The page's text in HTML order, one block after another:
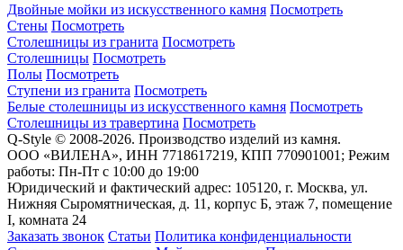
Двойные мойки из искусственного камня Посмотреть
Стены Посмотреть
Столешницы из гранита Посмотреть
Столешницы Посмотреть
Полы Посмотреть
Ступени из гранита Посмотреть
Белые столешницы из искусственного камня Посмотреть
Столешницы из травертина Посмотреть
Q-Style © 2008-2026. Производство изделий из камня.
ООО «ВИЛЕНА», ИНН 7718617219, КПП 770901001; Режим
работы: Пн-Пт с 10:00 до 19:00
Юридический и фактический адрес: 105120, г. Москва, ул.
Нижняя Сыромятническая, д. 11, корпус Б, этаж 7, помещение
I, комната 24
Заказать звонок Статьи Политика конфиденциальности